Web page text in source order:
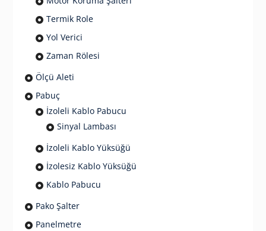
Termik Role
Yol Verici
Zaman Rölesi
Ölçü Aleti
Pabuç
İzoleli Kablo Pabucu
Sinyal Lambası
İzoleli Kablo Yüksüğü
İzolesiz Kablo Yüksüğü
Kablo Pabucu
Pako Şalter
Panelmetre